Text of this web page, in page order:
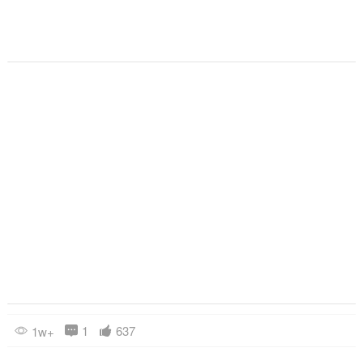
1w+ 1
637